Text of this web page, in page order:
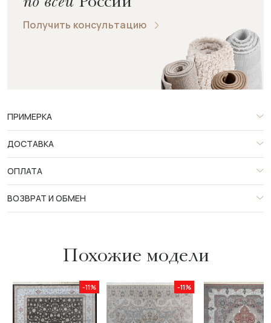
Получить консультацию
ПРИМЕРКА
ДОСТАВКА
ОПЛАТА
ВОЗВРАТ И ОБМЕН
Похожие модели
-11% -11%